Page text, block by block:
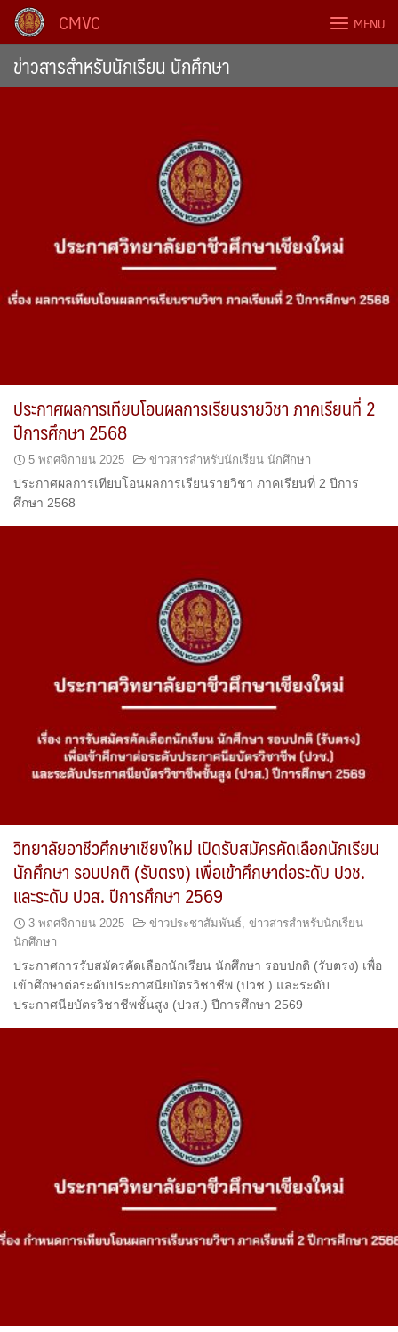
Skip
content
CMVC MENU
ข่าวสารสำหรับนักเรียน นักศึกษา
ประกาศผลการเทียบโอนผลการเรียนรายวิชา ภาคเรียนที่ 2
ปีการศึกษา 2568
5 พฤศจิกายน 2025 ข่าวสารสำหรับนักเรียน นักศึกษา
ประกาศผลการเทียบโอนผลการเรียนรายวิชา ภาคเรียนที่ 2 ปีการ
ศึกษา 2568
วิทยาลัยอาชีวศึกษาเชียงใหม่ เปิดรับสมัครคัดเลือกนักเรียน
นักศึกษา รอบปกติ (รับตรง) เพื่อเข้าศึกษาต่อระดับ ปวช.
และระดับ ปวส. ปีการศึกษา 2569
3 พฤศจิกายน 2025 ข่าวประชาสัมพันธ์ ข่าวสารสำหรับนักเรียน
นักศึกษา
ประกาศการรับสมัครคัดเลือกนักเรียน นักศึกษา รอบปกติ (รับตรง) เพื่อ
เข้าศึกษาต่อระดับประกาศนียบัตรวิชาชีพ (ปวช.) และระดับ
ประกาศนียบัตรวิชาชีพชั้นสูง (ปวส.) ปีการศึกษา 2569